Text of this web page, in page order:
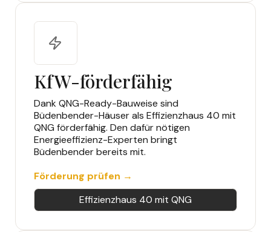
KfW-förderfähig
Dank QNG-Ready-Bauweise sind
Büdenbender-Häuser als Effizienzhaus 40 mit
QNG förderfähig. Den dafür nötigen
Energieeffizienz-Experten bringt
Büdenbender bereits mit.
Förderung prüfen →
Effizienzhaus 40 mit QNG